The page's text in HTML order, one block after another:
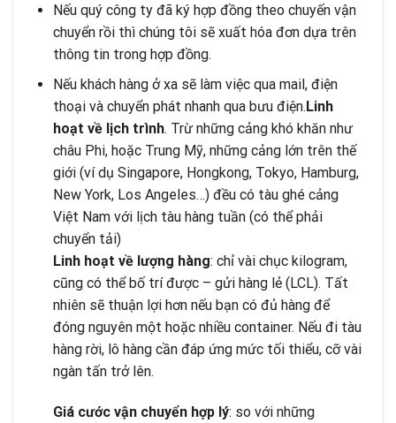
Nếu quý công ty đã ký hợp đồng theo chuyến vận
chuyển rồi thì chúng tôi sẽ xuất hóa đơn dựa trên
thông tin trong hợp đồng.
Nếu khách hàng ở xa sẽ làm việc qua mail, điện
thoại và chuyển phát nhanh qua bưu điện. Linh
hoạt về lịch trình. Trừ những cảng khó khăn như
châu Phi, hoặc Trung Mỹ, những cảng lớn trên thế
giới (ví dụ Singapore, Hongkong, Tokyo, Hamburg,
New York, Los Angeles…) đều có tàu ghé cảng
Việt Nam với lịch tàu hàng tuần (có thể phải
chuyển tải)
Linh hoạt về lượng hàng: chỉ vài chục kilogram,
cũng có thể bố trí được – gửi hàng lẻ (LCL). Tất
nhiên sẽ thuận lợi hơn nếu bạn có đủ hàng để
đóng nguyên một hoặc nhiều container. Nếu đi tàu
hàng rời, lô hàng cần đáp ứng mức tối thiểu, cỡ vài
ngàn tấn trở lên.
Giá cước vận chuyển hợp lý: so với những